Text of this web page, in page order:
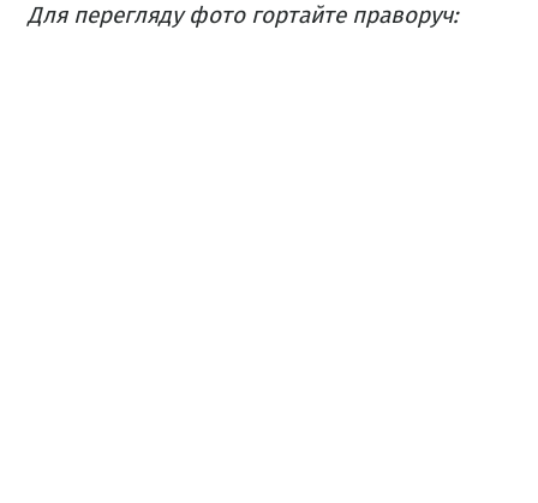
Для перегляду фото гортайте праворуч: